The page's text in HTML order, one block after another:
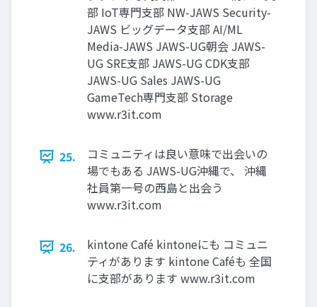
部 IoT専⾨⽀部 NW-JAWS Security-
JAWS ビッグデータ⽀部 AI/ML
Media-JAWS JAWS-UG朝会 JAWS-
UG SRE⽀部 JAWS-UG CDK⽀部
JAWS-UG Sales JAWS-UG
GameTech専⾨⽀部 Storage
www.r3it.com
25.
コミュニティは良い意味で出会いの
場でもある JAWS-UG沖縄で、 沖縄
社員第一号の西島と出会う
www.r3it.com
26.
kintone Café kintoneにも コミュニ
ティがあります kintone Caféも 全国
に支部があります www.r3it.com